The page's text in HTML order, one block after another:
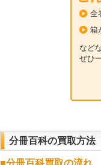
全
箱
など
ぜひ
分冊百科の買取方法